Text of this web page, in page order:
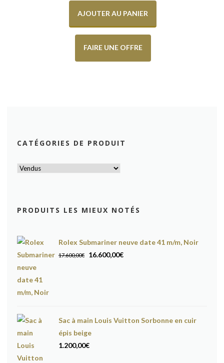
AJOUTER AU PANIER
FAIRE UNE OFFRE
CATÉGORIES DE PRODUIT
PRODUITS LES MIEUX NOTÉS
Rolex Submariner neuve date 41 m/m, Noir
17.600,00€
Le
16.600,00€Le
Sac à main Louis Vuitton Sorbonne en cuir
épis beige
1.200,00€